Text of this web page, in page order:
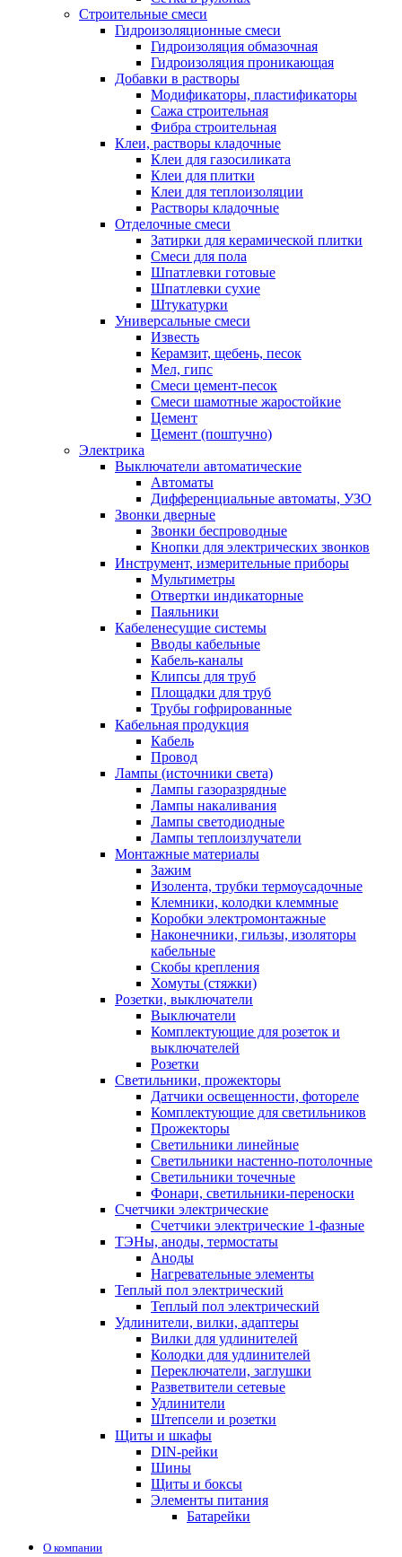
Строительные смеси
Гидроизоляционные смеси
Гидроизоляция обмазочная
Гидроизоляция проникающая
Добавки в растворы
Модификаторы, пластификаторы
Сажа строительная
Фибра строительная
Клеи, растворы кладочные
Клеи для газосиликата
Клеи для плитки
Клеи для теплоизоляции
Растворы кладочные
Отделочные смеси
Затирки для керамической плитки
Смеси для пола
Шпатлевки готовые
Шпатлевки сухие
Штукатурки
Универсальные смеси
Известь
Керамзит, щебень, песок
Мел, гипс
Смеси цемент-песок
Смеси шамотные жаростойкие
Цемент
Цемент (поштучно)
Электрика
Выключатели автоматические
Автоматы
Дифференциальные автоматы, УЗО
Звонки дверные
Звонки беспроводные
Кнопки для электрических звонков
Инструмент, измерительные приборы
Мультиметры
Отвертки индикаторные
Паяльники
Кабеленесущие системы
Вводы кабельные
Кабель-каналы
Клипсы для труб
Площадки для труб
Трубы гофрированные
Кабельная продукция
Кабель
Провод
Лампы (источники света)
Лампы газоразрядные
Лампы накаливания
Лампы светодиодные
Лампы теплоизлучатели
Монтажные материалы
Зажим
Изолента, трубки термоусадочные
Клемники, колодки клеммные
Коробки электромонтажные
Наконечники, гильзы, изоляторы
кабельные
Скобы крепления
Хомуты (стяжки)
Розетки, выключатели
Выключатели
Комплектующие для розеток и
выключателей
Розетки
Светильники, прожекторы
Датчики освещенности, фотореле
Комплектующие для светильников
Прожекторы
Светильники линейные
Светильники настенно-потолочные
Светильники точечные
Фонари, светильники-переноски
Счетчики электрические
Счетчики электрические 1-фазные
ТЭНы, аноды, термостаты
Аноды
Нагревательные элементы
Теплый пол электрический
Теплый пол электрический
Удлинители, вилки, адаптеры
Вилки для удлинителей
Колодки для удлинителей
Переключатели, заглушки
Разветвители сетевые
Удлинители
Штепсели и розетки
Щиты и шкафы
DIN-рейки
Шины
Щиты и боксы
Элементы питания
Батарейки
О компании